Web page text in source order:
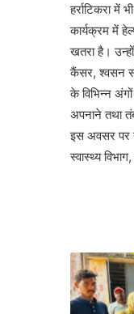
हर्राटिकरा में
कार्यक्रम में
खतरा है।
कैंसर, श्वसन
के विभिन्न
अपनाने तथा
इस अवसर पर
स्वास्थ्य